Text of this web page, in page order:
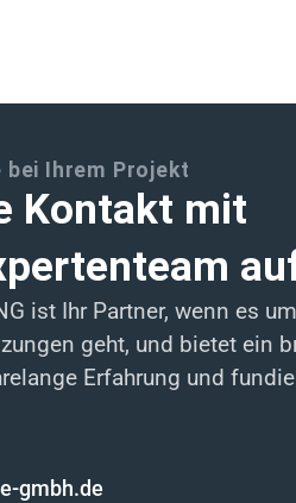
Ihrem Projekt
Kontakt mit
ist Ihr Partner, wenn es um
geht, und bietet ein
Erfahrung und
gmbh.de